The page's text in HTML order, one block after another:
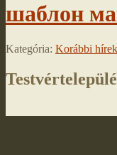
шаблон
Kategória: Korábbi hírek